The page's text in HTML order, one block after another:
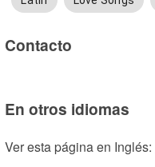
Contacto
En otros idiomas
Ver esta página en Inglés: